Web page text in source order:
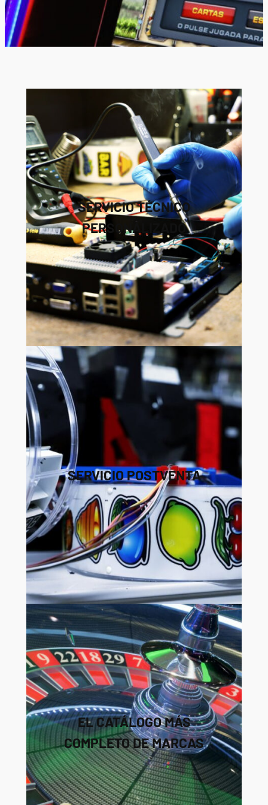
SERVICIO TÉCNICO
PERSONALIZADO
SERVICIO POSTVENTA
EL CATÁLOGO MÁS
COMPLETO DE MARCAS